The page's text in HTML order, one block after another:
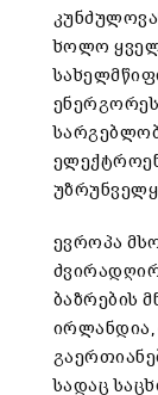
ხოლო
ევროპა
ბაზრების
ირლანდია,
სადაც